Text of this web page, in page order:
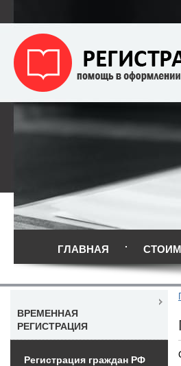
ГЛАВНАЯ
ВРЕМЕННАЯ
РЕГИСТРАЦИЯ
Регистрация граждан РФ